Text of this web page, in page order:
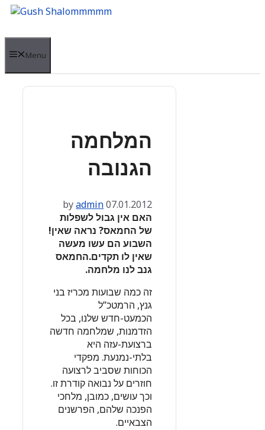
Skip
content
Menu
המלחמה
הגנובה
07.01.2012
byadmin
האם אין גבול לשפלות
של החמאס? נראה שאין!
השבוע הם עשו מעשה
שאין לו תקדים.החמאס
גנב לנו מלחמה.
זה כמה שבועות מכריז בני
גנץ, הרמטכ”ל
הכמעט-חדש שלנו, בכל
הזדמנות, שמלחמה חדשה
ברצועת-עזה היא
בלתי-נמנעת. מפקדי
הכוחות שסביב לרצועה
חוזרים על נבואה קודרת זו.
וכך עושים, כמובן, מלחכי
הפנכה שלהם, הפרשנים
הצבאיים.